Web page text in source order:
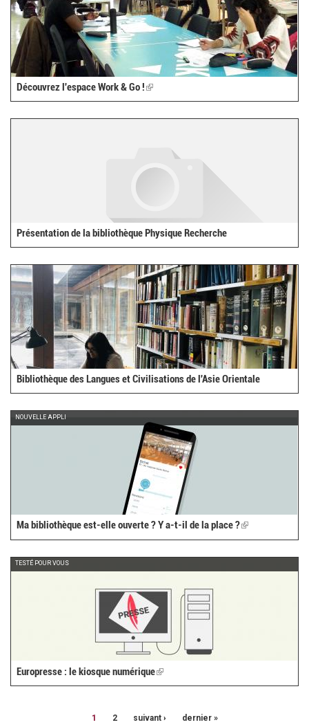
Découvrez l'espace Work & Go !(link
is
Présentation de la bibliothèque Physique Recherche
Bibliothèque des Langues et Civilisations de l'Asie Orientale
NOUVELLE APPLI
Ma bibliothèque est-elle ouverte ? Y a-t-il de la place ?(link
TESTÉ POUR VOUS
Europresse : le kiosque numérique(link
1 2 suivant › dernier »